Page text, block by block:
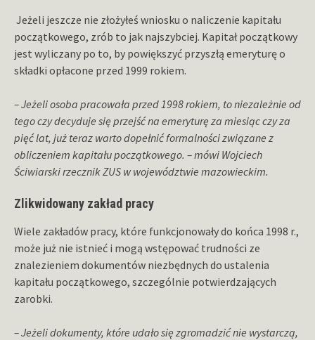
Jeżeli jeszcze nie złożyłeś wniosku o naliczenie kapitału
początkowego, zrób to jak najszybciej. Kapitał początkowy
jest wyliczany po to, by powiększyć przyszłą emeryturę o
składki opłacone przed 1999 rokiem.
– Jeżeli osoba pracowała przed 1998 rokiem, to niezależnie od
tego czy decyduje się przejść na emeryturę za miesiąc czy za
pięć lat, już teraz warto dopełnić formalności związane z
obliczeniem kapitału początkowego. – mówi Wojciech
Ściwiarski rzecznik ZUS w województwie mazowieckim.
Zlikwidowany zakład pracy
Wiele zakładów pracy, które funkcjonowały do końca 1998 r.,
może już nie istnieć i mogą wstępować trudności ze
znalezieniem dokumentów niezbędnych do ustalenia
kapitału początkowego, szczególnie potwierdzających
zarobki.
– Jeżeli dokumenty, które udało się zgromadzić nie wystarczą,